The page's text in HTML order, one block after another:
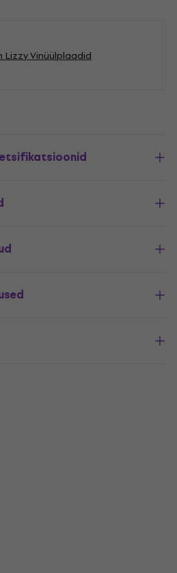
Lizzy Vinüülplaadid